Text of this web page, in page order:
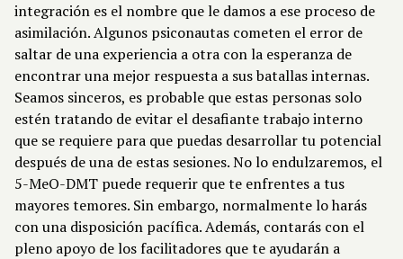
integración es el nombre que le damos a ese proceso de
asimilación. Algunos psiconautas cometen el error de
saltar de una experiencia a otra con la esperanza de
encontrar una mejor respuesta a sus batallas internas.
Seamos sinceros, es probable que estas personas solo
estén tratando de evitar el desafiante trabajo interno
que se requiere para que puedas desarrollar tu potencial
después de una de estas sesiones. No lo endulzaremos, el
5-MeO-DMT puede requerir que te enfrentes a tus
mayores temores. Sin embargo, normalmente lo harás
con una disposición pacífica. Además, contarás con el
pleno apoyo de los facilitadores que te ayudarán a